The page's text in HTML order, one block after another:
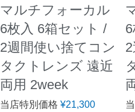
マルチフォーカル
6枚入 6箱セット /
2週間使い捨てコン
タクトレンズ 遠近
両用 2week
当店特別価格 ¥21,300